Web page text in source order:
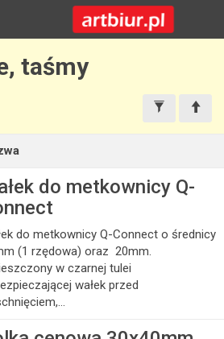
taśmy
do metkownicy Q-
do metkownicy Q-Connect o średnicy
(1 rzędowa) oraz 20mm.
w czarnej tulei
wałek przed